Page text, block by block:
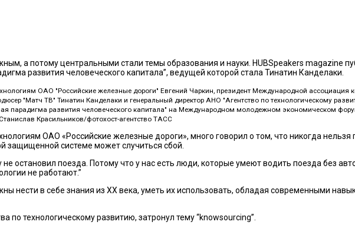
а потому центральными стали темы образования и науки. HUBSpeakers magazine
развития человеческого капитала”, ведущей которой стала Тинатин Канделаки.
ОАО "Российские железные дороги" Евгений Чаркин, президент Международной ассоциация
"Матч ТВ" Тинатин Канделаки и генеральный директор АНО "Агентство по технологическому
парадигма развития человеческого капитала" на Международном молодежном экономическом
Красильников/фотохост-агентство ТАСС
ОАО «Российские железные дороги», много говорил о том, что никогда нельзя
защищенной системе может случиться сбой.
остановил поезда. Потому что у нас есть люди, которые умеют водить поезда без
не работают.”
нести в себе знания из XX века, уметь их использовать, обладая современными
по технологическому развитию, затронул тему “knowsourcing”.